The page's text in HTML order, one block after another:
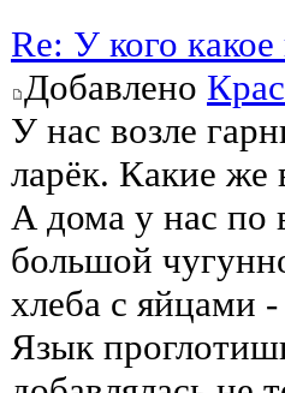
Re: У кого
Добавлено
У нас возле
ларёк. Какие
А дома у нас по
большой
хлеба с яйцами
Язык